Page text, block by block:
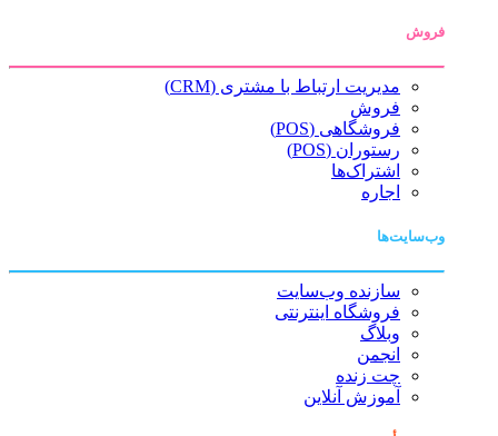
فروش
مدیریت ارتباط با مشتری (CRM)
فروش
فروشگاهی (POS)
رستوران (POS)
اشتراک‌ها
اجاره
وب‌سایت‌ها
سازنده وب‌سایت
فروشگاه اینترنتی
وبلاگ
انجمن
چت زنده
آموزش آنلاین